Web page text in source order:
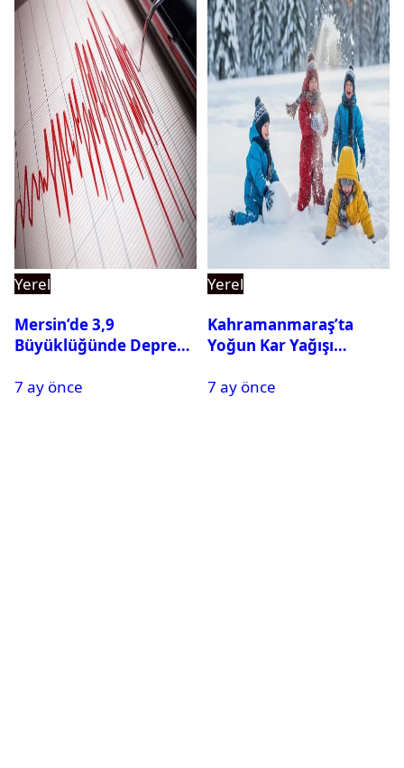
Yerel
Mersin’de 3,9
Büyüklüğünde Deprem
7 ay önce
Yerel
Kahramanmaraş’ta
Yoğun Kar Yağışı
Tatil
7 ay önce